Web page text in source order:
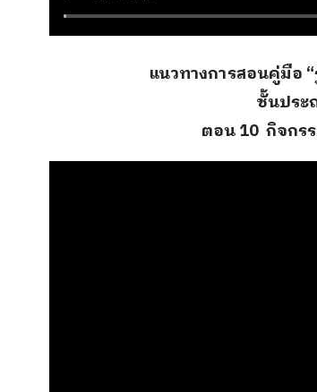
แนวทางการสอนคู่มือ
ชั้นประ
ตอน 10 กิจกร